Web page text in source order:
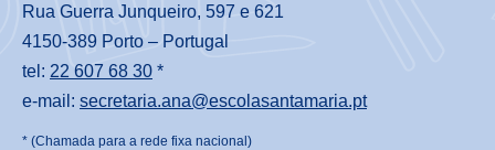
Rua Guerra Junqueiro, 597 e 621
4150-389 Porto – Portugal
tel: 22 607 68 30 *
e-mail: secretaria.ana@escolasantamaria.pt
* (Chamada para a rede fixa nacional)